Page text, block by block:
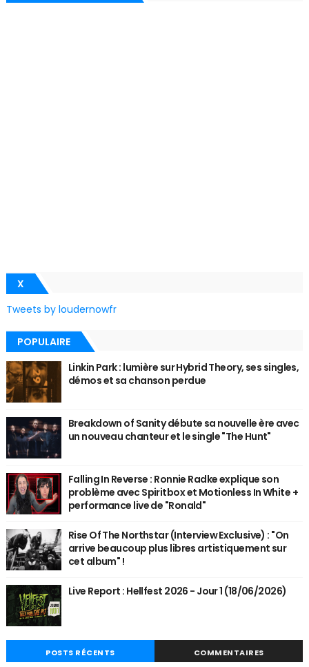
X
Tweets by loudernowfr
POPULAIRE
Linkin Park : lumière sur Hybrid Theory, ses singles,
démos et sa chanson perdue
Breakdown of Sanity débute sa nouvelle ère avec
un nouveau chanteur et le single "The Hunt"
Falling In Reverse : Ronnie Radke explique son
problème avec Spiritbox et Motionless In White +
performance live de "Ronald"
Rise Of The Northstar (Interview Exclusive) : "On
arrive beaucoup plus libres artistiquement sur
cet album" !
Live Report : Hellfest 2026 - Jour 1 (18/06/2026)
POSTS RÉCENTS COMMENTAIRES